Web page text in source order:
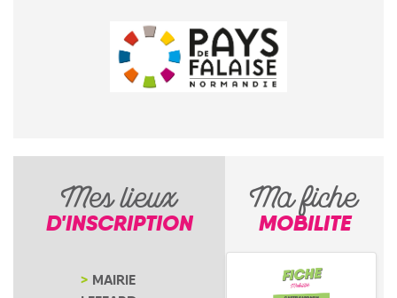
Mes lieux
D'INSCRIPTION
MAIRIE
Ma fiche
MOBILITE